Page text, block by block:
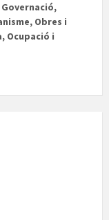
Obres i
Ocupació i